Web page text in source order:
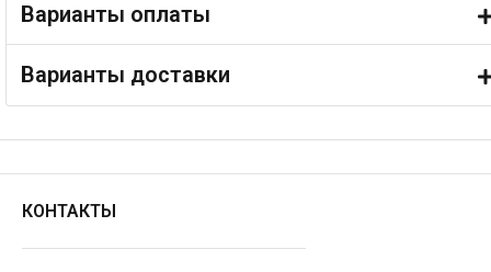
Варианты оплаты
Варианты доставки
КОНТАКТЫ